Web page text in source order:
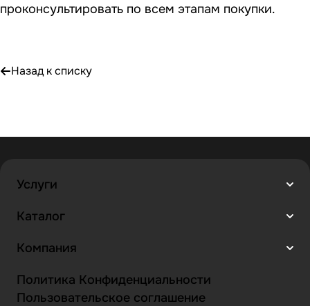
проконсультировать по всем этапам покупки.
Назад к списку
Услуги
Каталог
Компания
Политика Конфиденциальности
Пользовательское соглашение